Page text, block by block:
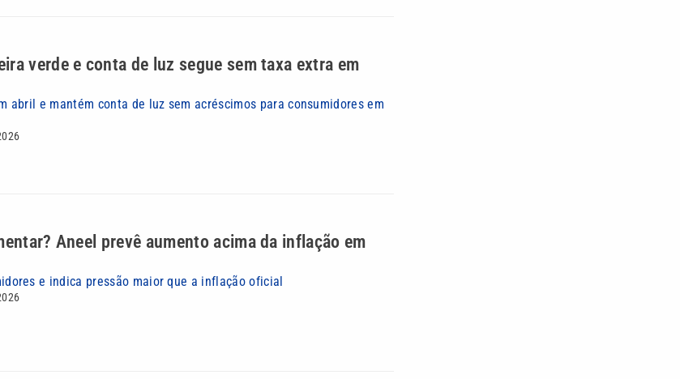
verde e conta de luz segue sem taxa extra em
abril e mantém conta de luz sem acréscimos para consumidores em
Aneel prevê aumento acima da inflação em
e indica pressão maior que a inflação oficial